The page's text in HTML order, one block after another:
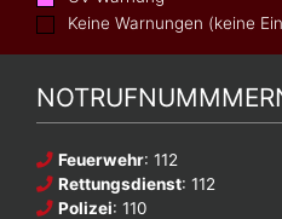
Keine Warnungen (keine
Feuerwehr: 112
Rettungsdienst: 112
Polizei: 110